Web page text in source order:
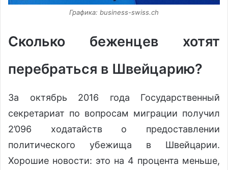
Графика: business-swiss.ch
Сколько беженцев хотят
перебраться в Швейцарию?
За октябрь 2016 года Государственный
секретариат по вопросам миграции получил
2’096 ходатайств о предоставлении
политического убежища в Швейцарии.
Хорошие новости: это на 4 процента меньше,